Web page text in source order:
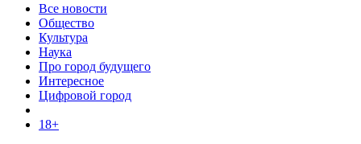
Все новости
Общество
Культура
Наука
Про город будущего
Интересное
Цифровой город
18+